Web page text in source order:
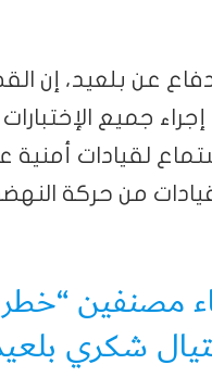
عن بلعيد، إن
جميع
لقيادات أمنية
من حركة
شكري